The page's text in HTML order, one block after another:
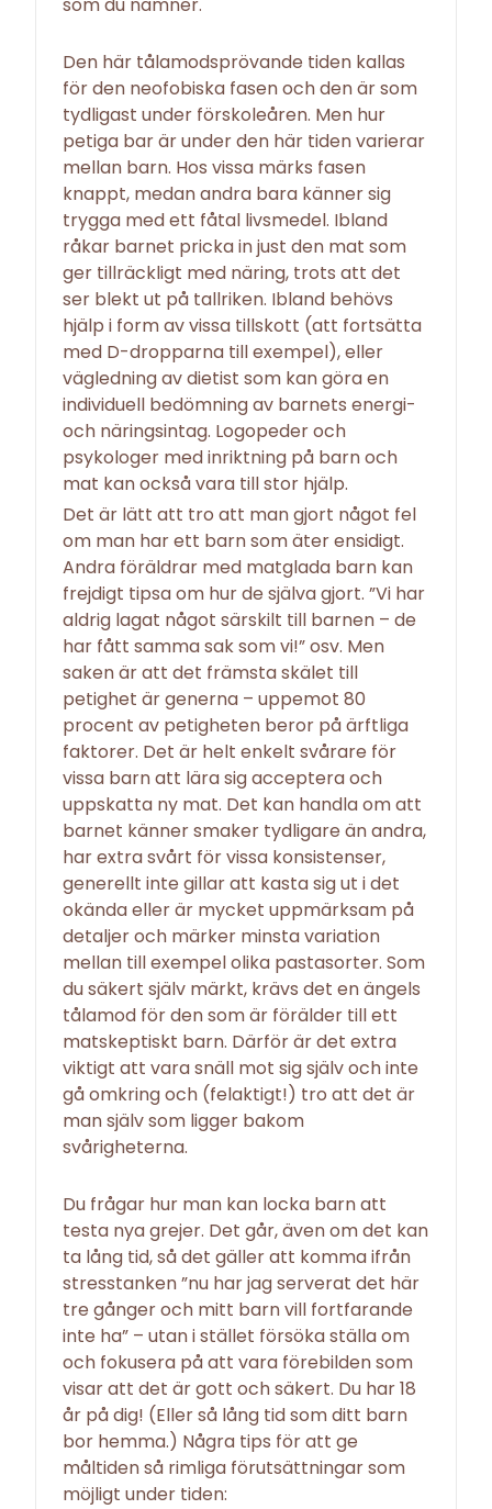
Den här tålamodsprövande tiden kallas
för den neofobiska fasen och den är som
tydligast under förskoleåren. Men hur
petiga bar är under den här tiden varierar
mellan barn. Hos vissa märks fasen
knappt, medan andra bara känner sig
trygga med ett fåtal livsmedel. Ibland
råkar barnet pricka in just den mat som
ger tillräckligt med näring, trots att det
ser blekt ut på tallriken. Ibland behövs
hjälp i form av vissa tillskott (att fortsätta
med D-dropparna till exempel), eller
vägledning av dietist som kan göra en
individuell bedömning av barnets energi-
och näringsintag. Logopeder och
psykologer med inriktning på barn och
mat kan också vara till stor hjälp.
Det är lätt att tro att man gjort något fel
om man har ett barn som äter ensidigt.
Andra föräldrar med matglada barn kan
frejdigt tipsa om hur de själva gjort. ”Vi har
aldrig lagat något särskilt till barnen – de
har fått samma sak som vi!” osv. Men
saken är att det främsta skälet till
petighet är generna – uppemot 80
procent av petigheten beror på ärftliga
faktorer. Det är helt enkelt svårare för
vissa barn att lära sig acceptera och
uppskatta ny mat. Det kan handla om att
barnet känner smaker tydligare än andra,
har extra svårt för vissa konsistenser,
generellt inte gillar att kasta sig ut i det
okända eller är mycket uppmärksam på
detaljer och märker minsta variation
mellan till exempel olika pastasorter. Som
du säkert själv märkt, krävs det en ängels
tålamod för den som är förälder till ett
matskeptiskt barn. Därför är det extra
viktigt att vara snäll mot sig själv och inte
gå omkring och (felaktigt!) tro att det är
man själv som ligger bakom
svårigheterna.
Du frågar hur man kan locka barn att
testa nya grejer. Det går, även om det kan
ta lång tid, så det gäller att komma ifrån
stresstanken ”nu har jag serverat det här
tre gånger och mitt barn vill fortfarande
inte ha” – utan i stället försöka ställa om
och fokusera på att vara förebilden som
visar att det är gott och säkert. Du har 18
år på dig! (Eller så lång tid som ditt barn
bor hemma.) Några tips för att ge
måltiden så rimliga förutsättningar som
möjligt under tiden: